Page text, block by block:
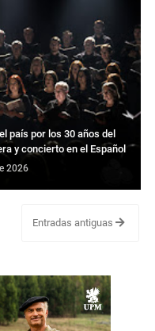
país por los 30 años del
y concierto en el Español
2026
Entradas antiguas